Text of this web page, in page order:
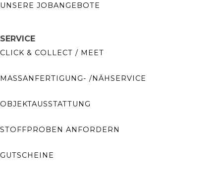
UNSERE JOBANGEBOTE
SERVICE
CLICK & COLLECT / MEET
MASSANFERTIGUNG- /NÄHSERVICE
OBJEKTAUSSTATTUNG
STOFFPROBEN ANFORDERN
GUTSCHEINE